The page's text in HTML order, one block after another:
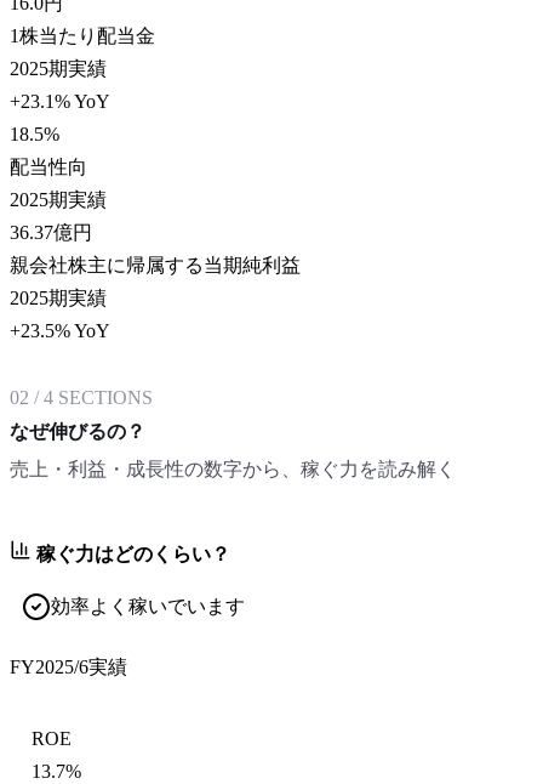
1株当たり配当金
2025期実績
+23.1% YoY
18.5%
配当性向
2025期実績
36.37億円
親会社株主に帰属する当期純利益
2025期実績
+23.5% YoY
02 /4 SECTIONS
なぜ伸びるの？
売上・利益・成長性の数字から、稼ぐ力を読み解く
稼ぐ力はどのくらい？
効率よく稼いでいます
FY2025/6実績
ROE
13.7%